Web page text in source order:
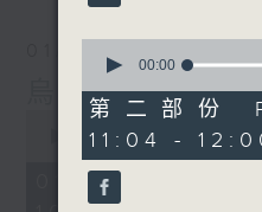
01/08/2026
烏克蘭招兵遇
seconds
00:00
01/08/2026 -
seconds
51
minutes,
27
seconds
00:00
第二部份
11:04 -